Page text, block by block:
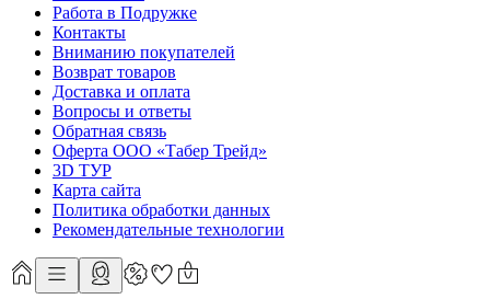
Работа в Подружке
Контакты
Вниманию покупателей
Возврат товаров
Доставка и оплата
Вопросы и ответы
Обратная связь
Оферта ООО «Табер Трейд»
3D ТУР
Карта сайта
Политика обработки данных
Рекомендательные технологии